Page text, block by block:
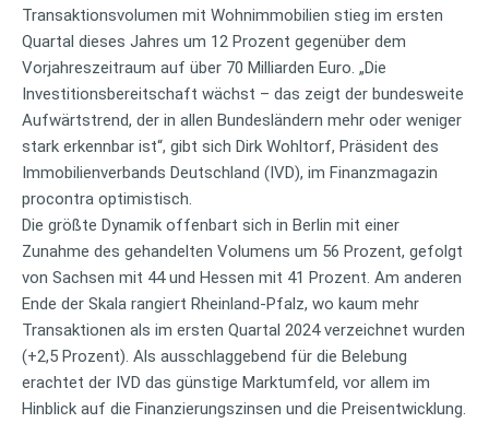
Transaktionsvolumen mit Wohnimmobilien stieg im ersten
Quartal dieses Jahres um 12 Prozent gegenüber dem
Vorjahreszeitraum auf über 70 Milliarden Euro. „Die
Investitionsbereitschaft wächst – das zeigt der bundesweite
Aufwärtstrend, der in allen Bundesländern mehr oder weniger
stark erkennbar ist“, gibt sich Dirk Wohltorf, Präsident des
Immobilienverbands Deutschland (IVD), im Finanzmagazin
procontra optimistisch.
Die größte Dynamik offenbart sich in Berlin mit einer
Zunahme des gehandelten Volumens um 56 Prozent, gefolgt
von Sachsen mit 44 und Hessen mit 41 Prozent. Am anderen
Ende der Skala rangiert Rheinland-Pfalz, wo kaum mehr
Transaktionen als im ersten Quartal 2024 verzeichnet wurden
(+2,5 Prozent). Als ausschlaggebend für die Belebung
erachtet der IVD das günstige Marktumfeld, vor allem im
Hinblick auf die Finanzierungszinsen und die Preisentwicklung.